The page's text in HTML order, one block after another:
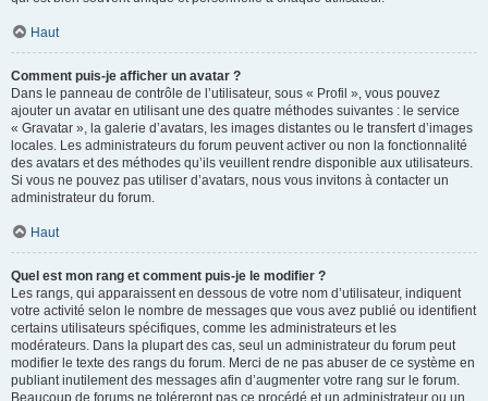
Haut
Comment puis-je afficher un avatar ?
Dans le panneau de contrôle de l’utilisateur, sous « Profil », vous pouvez
ajouter un avatar en utilisant une des quatre méthodes suivantes : le service
« Gravatar », la galerie d’avatars, les images distantes ou le transfert d’images
locales. Les administrateurs du forum peuvent activer ou non la fonctionnalité
des avatars et des méthodes qu’ils veuillent rendre disponible aux utilisateurs.
Si vous ne pouvez pas utiliser d’avatars, nous vous invitons à contacter un
administrateur du forum.
Haut
Quel est mon rang et comment puis-je le modifier ?
Les rangs, qui apparaissent en dessous de votre nom d’utilisateur, indiquent
votre activité selon le nombre de messages que vous avez publié ou identifient
certains utilisateurs spécifiques, comme les administrateurs et les
modérateurs. Dans la plupart des cas, seul un administrateur du forum peut
modifier le texte des rangs du forum. Merci de ne pas abuser de ce système en
publiant inutilement des messages afin d’augmenter votre rang sur le forum.
Beaucoup de forums ne toléreront pas ce procédé et un administrateur ou un